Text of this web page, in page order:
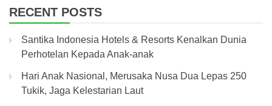
RECENT POSTS
Santika Indonesia Hotels & Resorts Kenalkan Dunia
Perhotelan Kepada Anak-anak
Hari Anak Nasional, Merusaka Nusa Dua Lepas 250
Tukik, Jaga Kelestarian Laut